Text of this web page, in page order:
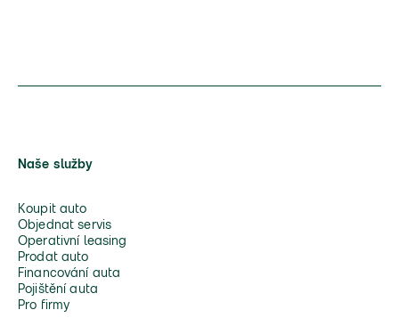
Naše služby
Koupit auto
Objednat servis
Operativní leasing
Prodat auto
Financování auta
Pojištění auta
Pro firmy